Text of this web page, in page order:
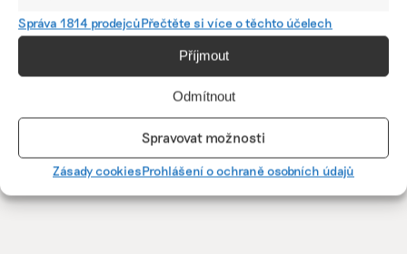
Správa 1814 prodejcůPřečtěte si více o těchto účelech
Příjmout
Odmítnout
Spravovat možnosti
Zásady cookiesProhlášení o ochraně osobních údajů
v tuzemsku nejmenší riziko kapr.
01. října 2024 Solution Journalism
kapr,PFAS,ryby,věčné chemikálie
1 ··· 9 10
13
14 15 ··· 30 Další